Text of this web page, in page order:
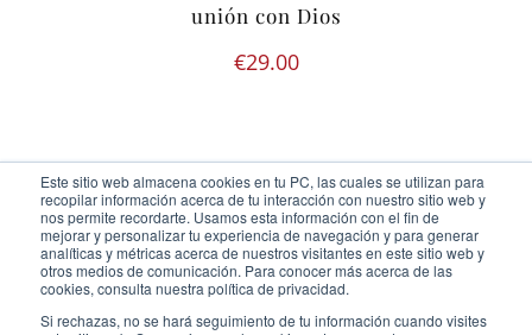
Este sitio web almacena cookies en tu PC, las cuales se utilizan para
recopilar información acerca de tu interacción con nuestro sitio web y
nos permite recordarte. Usamos esta información con el fin de
mejorar y personalizar tu experiencia de navegación y para generar
analíticas y métricas acerca de nuestros visitantes en este sitio web y
otros medios de comunicación. Para conocer más acerca de las
cookies, consulta nuestra política de privacidad.
Si rechazas, no se hará seguimiento de tu información cuando visites
unión con Dios
€29.00
Ediciones Cor Iesu Copyright 2020 |id digital agency
Eliminar cookies